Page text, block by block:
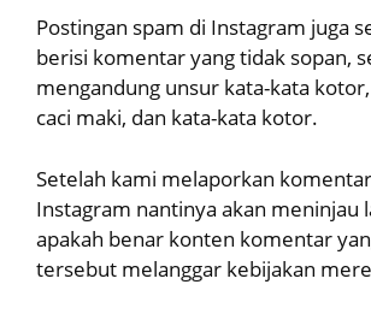
Postingan spam di Instagram juga
berisi komentar yang tidak sopan,
mengandung unsur kata-kata
caci maki, dan kata-kata kotor.
Setelah kami melaporkan
Instagram nantinya akan meninjau
apakah benar konten komentar
tersebut melanggar kebijakan